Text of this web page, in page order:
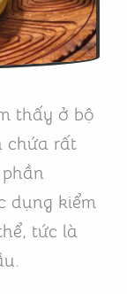
thấy ở bộ
chứa rất
dụng kiểm
tức là